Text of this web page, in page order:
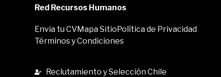
Red Recursos Humanos
Envia tu CVMapa SitioPolítica de Privacidad
Términos y Condiciones
Reclutamiento y Selección Chile